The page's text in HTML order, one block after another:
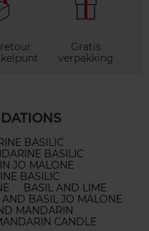
Gratis
verpakking
BASILIC
BASILIC
JO MALONE
BASILIC
BASIL AND LIME
AND BASIL JO MALONE
MANDARIN
CANDLE